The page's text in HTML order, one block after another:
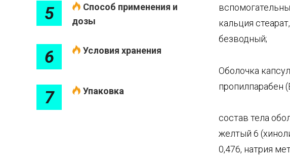
кальция
безводный;
Оболочка
пропилпарабен
состав тела
желтый 6
0,476, натрия
5
Способ применения и
дозы
6 Условия хранения
7 Упаковка